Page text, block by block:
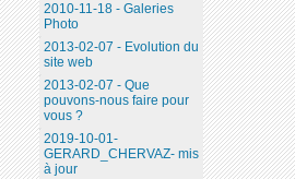
2010-11-18 - Galeries
Photo
2013-02-07 - Evolution du
site web
2013-02-07 - Que
pouvons-nous faire pour
vous ?
2019-10-01-
GERARD_CHERVAZ- mis
à jour